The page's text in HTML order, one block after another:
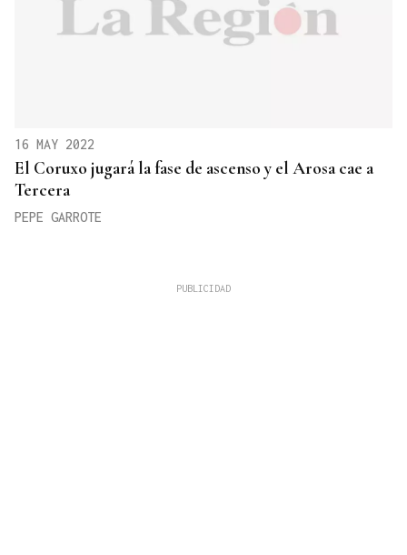
16 MAY 2022
El Coruxo jugará la fase de ascenso y el Arosa cae a
Tercera
PEPE GARROTE